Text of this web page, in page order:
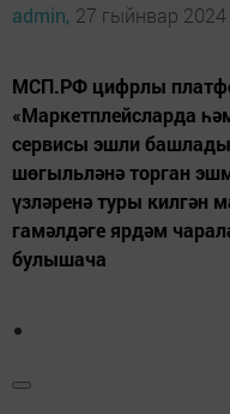
admin, 27 гыйнвар 2024
МСП.РФ цифрлы
«Маркетплейсларда
сервисы эшли
шөгыльләнә торган
үзләренә туры килгән
гамәлдәге ярдәм
булышача